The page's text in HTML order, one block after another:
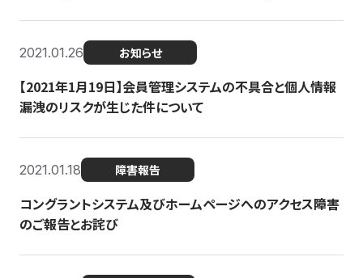
2021.01.26 お知らせ
【2021年1月19日】会員管理システムの不具合と個人情報
漏洩のリスクが生じた件について
2021.01.18 障害報告
コングラントシステム及びホームページへのアクセス障害
のご報告とお詫び